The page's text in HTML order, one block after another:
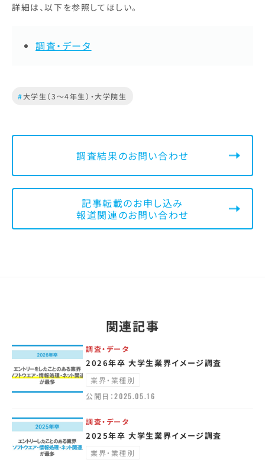
詳細は、以下を参照してほしい。
調査・データ
#大学生（3～4年生）・大学院生
調査結果のお問い合わせ
記事転載のお申し込み
報道関連のお問い合わせ
関連記事
調査・データ
2026年卒 大学生業界イメージ調査
業界・業種別
公開日：2025.05.16
調査・データ
2025年卒 大学生業界イメージ調査
業界・業種別